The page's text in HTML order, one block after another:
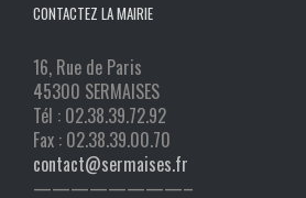
CONTACTEZ LA MAIRIE
16, Rue de Paris
45300 SERMAISES
Tél : 02.38.39.72.92
Fax : 02.38.39.00.70
contact@sermaises.fr
————————–